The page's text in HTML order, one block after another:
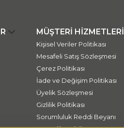
MÜŞTERİ HİZMETLERİ
Kişisel Veriler Politikası
Mesafeli Satış Sözleşmesi
Çerez Politikası
İade ve Değişim Politikası
Üyelik Sözleşmesi
Gizlilik Politikası
Sorumluluk Reddi Beyanı
Güvenlik Politikası